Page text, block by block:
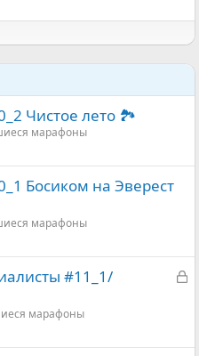
Чистое лето 🏞
марафоны
Босиком на Эверест
марафоны
З
#11_1/
марафоны